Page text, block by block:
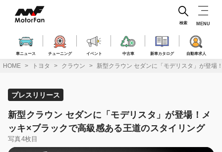
ス
車ニュース チューニング イベント 中古車 新車カタログ 自動車求人
検索 MENU
HOME トヨタ クラウン 新型クラウン セダンに「モデリスタ」が登場
プレスリリース
新型クラウン セダンに「モデリスタ」が登場！メ
ッキ×ブラックで高級感ある王道のスタイリング
写真4枚目